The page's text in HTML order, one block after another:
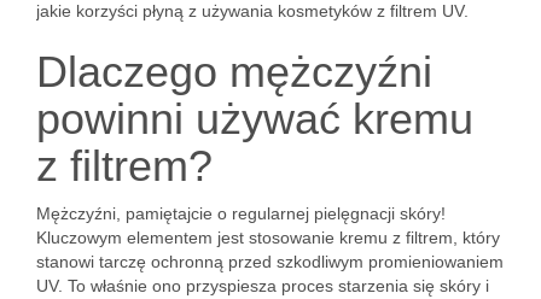
jakie korzyści płyną z używania kosmetyków z filtrem UV.
Dlaczego mężczyźni
powinni używać kremu
z filtrem?
Mężczyźni, pamiętajcie o regularnej pielęgnacji skóry!
Kluczowym elementem jest stosowanie kremu z filtrem, który
stanowi tarczę ochronną przed szkodliwym promieniowaniem
UV. To właśnie ono przyspiesza proces starzenia się skóry i